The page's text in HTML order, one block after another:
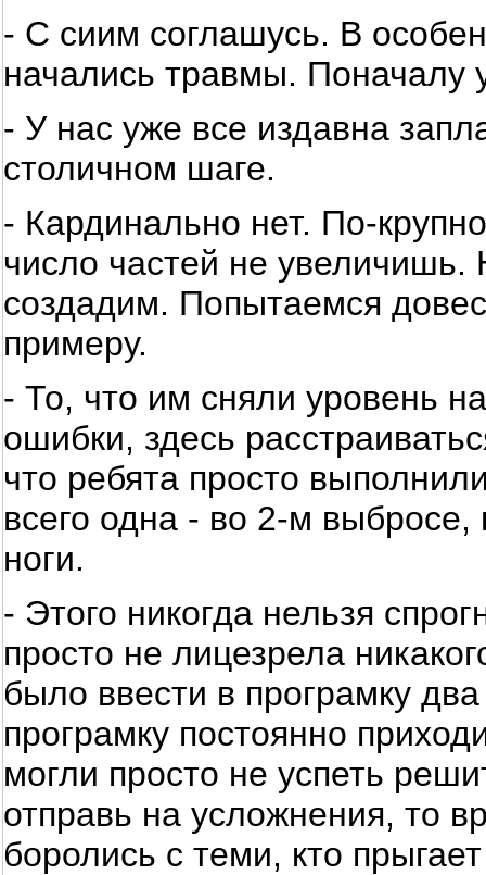
- С сиим соглашусь. В
начались травмы.
- У нас уже все издавна
столичном шаге.
- Кардинально нет. По-
число частей не увеличишь.
создадим. Попытаемся
примеру.
- То, что им сняли уровень
ошибки, здесь
что ребята просто
всего одна - во 2-м
ноги.
- Этого никогда нельзя
просто не лицезрела
было ввести в програмку
програмку постоянно
могли просто не успеть
отправь на усложнения, то
боролись с теми, кто